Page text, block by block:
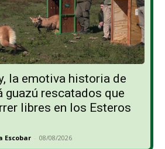
la emotiva historia de
guazú rescatados que
libres en los Esteros
Escobar - 08/08/2026